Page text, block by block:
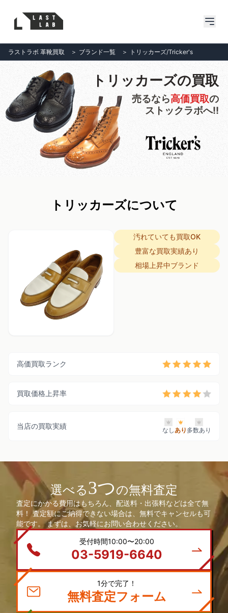
ラストラボ 革靴買取 ＞ ブランド一覧 ＞ トリッカーズ/Tricker's
トリッカーズの買取
売るなら高価買取の
ストックラボへ!!
トリッカーズについて
汚れていても買取OK
豊富な買取実績あり
相場上昇中ブランド
高価買取ランク
買取価格上昇率
当店の買取実績 なしあり 多数あり
選べる3つの無料査定
査定にかかる費用はもちろん、配送料・出張料などは全て無
料！ 査定額にご納得できない場合は、無料でキャンセルも可
能です。 まずは、お気軽にお問い合わせください。
受付時間10:00〜20:00
03-5919-6640
1分で完了！
無料査定フォーム